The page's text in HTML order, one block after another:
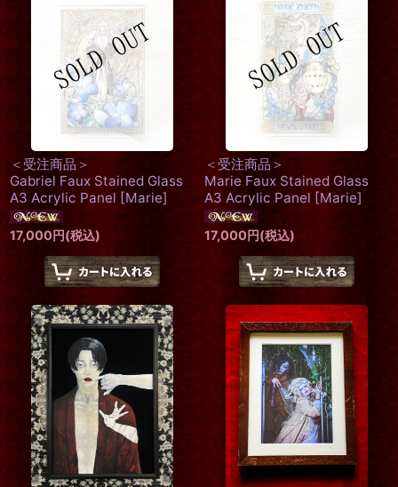
＜受注商品＞
Gabriel Faux Stained Glass
A3 Acrylic Panel [Marie]
17,000円(税込)
＜受注商品＞
Marie Faux Stained Glass
A3 Acrylic Panel [Marie]
17,000円(税込)